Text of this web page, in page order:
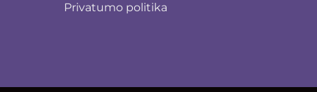
Privatumo politika